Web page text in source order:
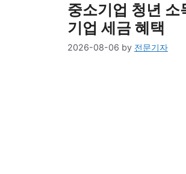
중소기업 청년
기업 세금 혜택
2026-08-06 by 전문기자